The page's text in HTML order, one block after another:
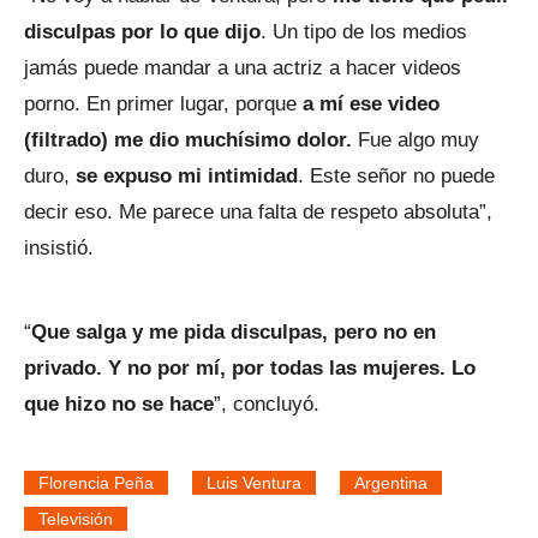
disculpas por lo que dijo. Un tipo de los medios
jamás puede mandar a una actriz a hacer videos
porno. En primer lugar, porque a mí ese video
(filtrado) me dio muchísimo dolor. Fue algo muy
duro, se expuso mi intimidad. Este señor no puede
decir eso. Me parece una falta de respeto absoluta”,
insistió.
“Que salga y me pida disculpas, pero no en
privado. Y no por mí, por todas las mujeres. Lo
que hizo no se hace”, concluyó.
Florencia Peña Luis Ventura
Argentina
Televisión